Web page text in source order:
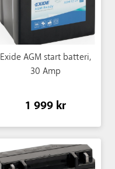
Exide AGM start batteri,
30 Amp
1 999 kr